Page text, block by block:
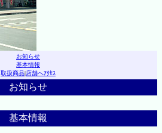
お知らせ
基本情報
取扱商品|店舗へｱｸｾｽ
お知らせ
基本情報